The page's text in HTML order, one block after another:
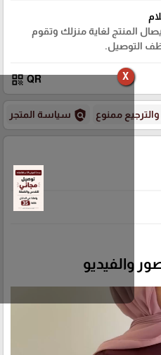
X
المنتج لغاية منزلك وتقوم
التوصيل.
QR
qr_code
ممنوع policy سياسة المتجر
والفيديو